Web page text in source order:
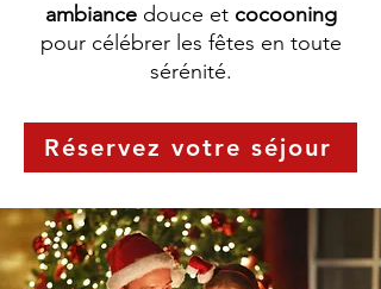
ambiancedouce et cocooning
pour célébrer les fêtes en toute
sérénité.
Réservez votre séjour